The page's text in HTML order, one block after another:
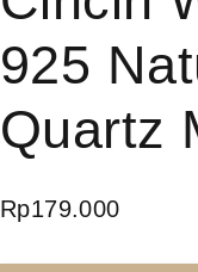
925
Quartz
Rp179.000